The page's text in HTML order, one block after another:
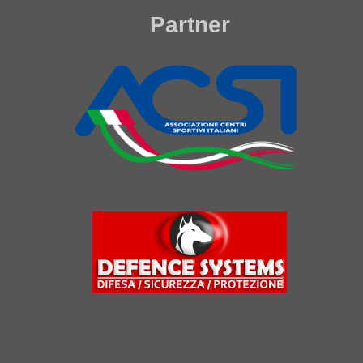
Partner